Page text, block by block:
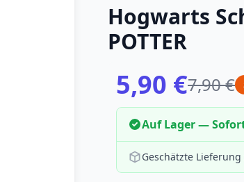
Hogwarts
POTTER
5,90 €7,90 €
Auf Lager —
Geschätzte